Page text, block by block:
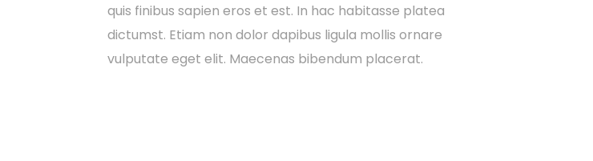
quis finibus sapien eros et est. In hac habitasse platea
dictumst. Etiam non dolor dapibus ligula mollis ornare
vulputate eget elit. Maecenas bibendum placerat.